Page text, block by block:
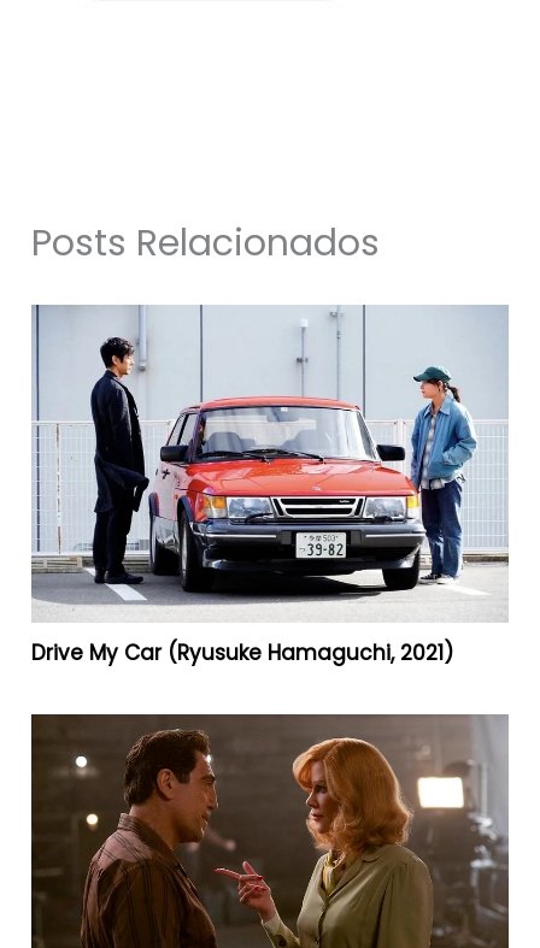
Posts Relacionados
Drive My Car (Ryusuke Hamaguchi, 2021)